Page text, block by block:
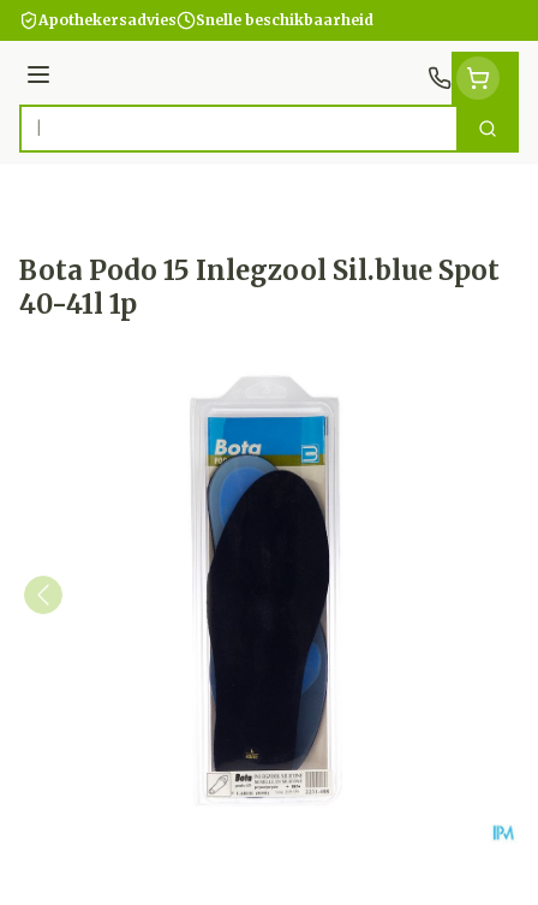
Ga naar de inhoud
Apothekersadvies Snelle beschikbaarheid
Menu
Product, merk, categorie... Zoek
Bota Podo 15 Inlegzool Sil.blue Spot
40-41l 1p